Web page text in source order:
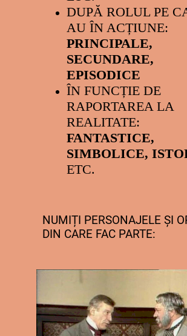
DUPĂ ROLUL PE
AU ÎN ACȚIUNE:
PRINCIPALE,
SECUNDARE,
EPISODICE
ÎN FUNCȚIE DE
RAPORTAREA LA
REALITATE:
FANTASTICE,
SIMBOLICE,
ETC.
NUMIȚI PERSONAJELE ȘI
DIN CARE FAC PARTE: